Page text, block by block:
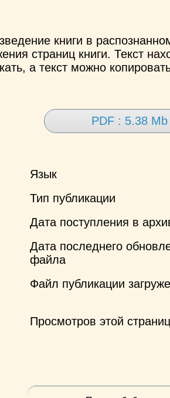
книги в
страниц книги. Текст
а текст можно
PDF : 5.38 Mb
Язык
Тип публикации
Дата поступления в
Дата последнего
файла
Файл публикации
Просмотров этой